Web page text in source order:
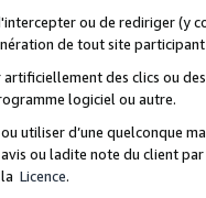
ou de rediriger
de tout site
des clics ou
logiciel ou autre.
utiliser d’une quelconque
ou ladite note du client
Licence.